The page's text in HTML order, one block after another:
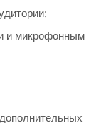
и микрофонным